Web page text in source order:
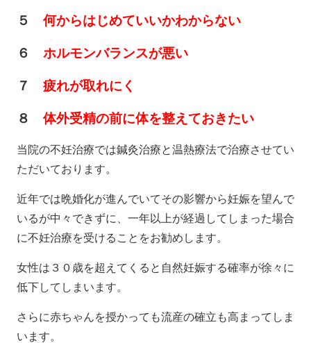
５ 何からはじめていいかわからない
６ ホルモンバランスが悪い
７ 疲れが取れにく
８ 体外受精の前に体を整えておきたい
当院の不妊治療では鍼灸治療と温熱療法で治療させてい
ただいております。
近年では晩婚化が進んでいてその影響から妊娠を望んで
いるが中々できずに、一年以上が経過してしまった場合
に不妊治療を受けることをお勧めします。
女性は３０歳を超えてくると自然妊娠する確率が徐々に
低下してしまいます。
さらに赤ちゃんを授かっても流産の確立も高まってしま
います。